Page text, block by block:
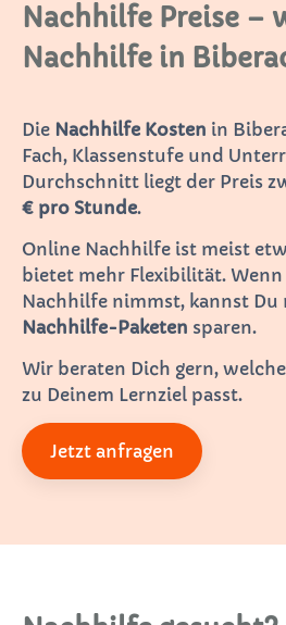
Nachhilfe Preise –
Nachhilfe in
Die Nachhilfe Kosten in
Fach, Klassenstufe und
Durchschnitt liegt der Preis
€ pro Stunde.
Online Nachhilfe ist meist
bietet mehr Flexibilität.
Nachhilfe nimmst, kannst Du
Nachhilfe-Paketen sparen.
Wir beraten Dich gern,
zu Deinem Lernziel passt.
Jetzt anfragen